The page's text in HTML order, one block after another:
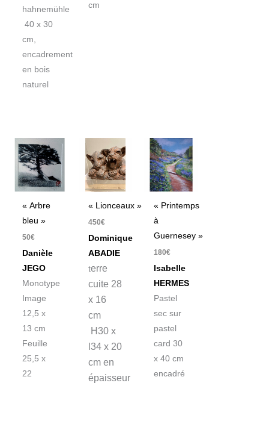
hahnemühle
40 x 30
cm,
encadrement
en bois
naturel
cm
« Arbre
bleu »
50€
Danièle
JEGO
Monotype
Image
12,5 x
13 cm
Feuille
25,5 x
22
« Lionceaux »
450€
Dominique
ABADIE
terre
cuite 28
x 16
cm
H30 x
l34 x 20
cm en
épaisseur
« Printemps
à
Guernesey »
180€
Isabelle
HERMES
Pastel
sec sur
pastel
card 30
x 40 cm
encadré